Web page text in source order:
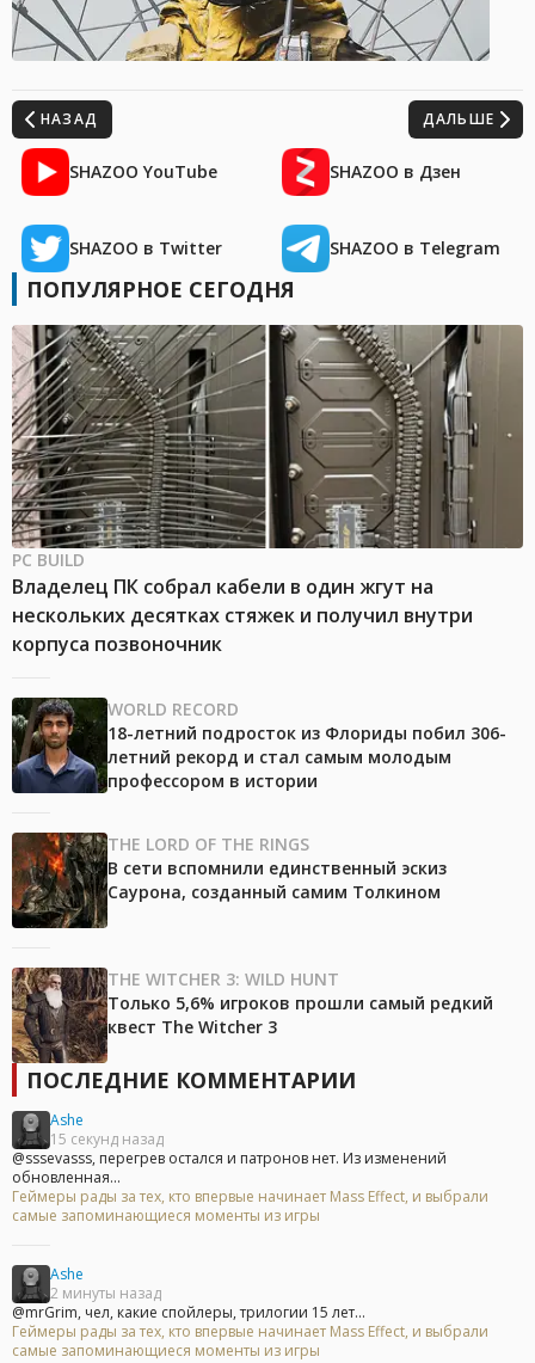
НАЗАД ДАЛЬШЕ
SHAZOO YouTube SHAZOO в Дзен
SHAZOO в Twitter SHAZOO в Telegram
ПОПУЛЯРНОЕ СЕГОДНЯ
PC BUILD
Владелец ПК собрал кабели в один жгут на
нескольких десятках стяжек и получил внутри
корпуса позвоночник
WORLD RECORD
18-летний подросток из Флориды побил 306-
летний рекорд и стал самым молодым
профессором в истории
THE LORD OF THE RINGS
В сети вспомнили единственный эскиз
Саурона, созданный самим Толкином
THE WITCHER 3: WILD HUNT
Только 5,6% игроков прошли самый редкий
квест The Witcher 3
ПОСЛЕДНИЕ КОММЕНТАРИИ
Ashe
15 секунд назад
@sssevasss, перегрев остался и патронов нет. Из изменений
обновленная...
Геймеры рады за тех, кто впервые начинает Mass Effect, и выбрали
самые запоминающиеся моменты из игры
Ashe
2 минуты назад
@mrGrim, чел, какие спойлеры, трилогии 15 лет...
Геймеры рады за тех, кто впервые начинает Mass Effect, и выбрали
самые запоминающиеся моменты из игры